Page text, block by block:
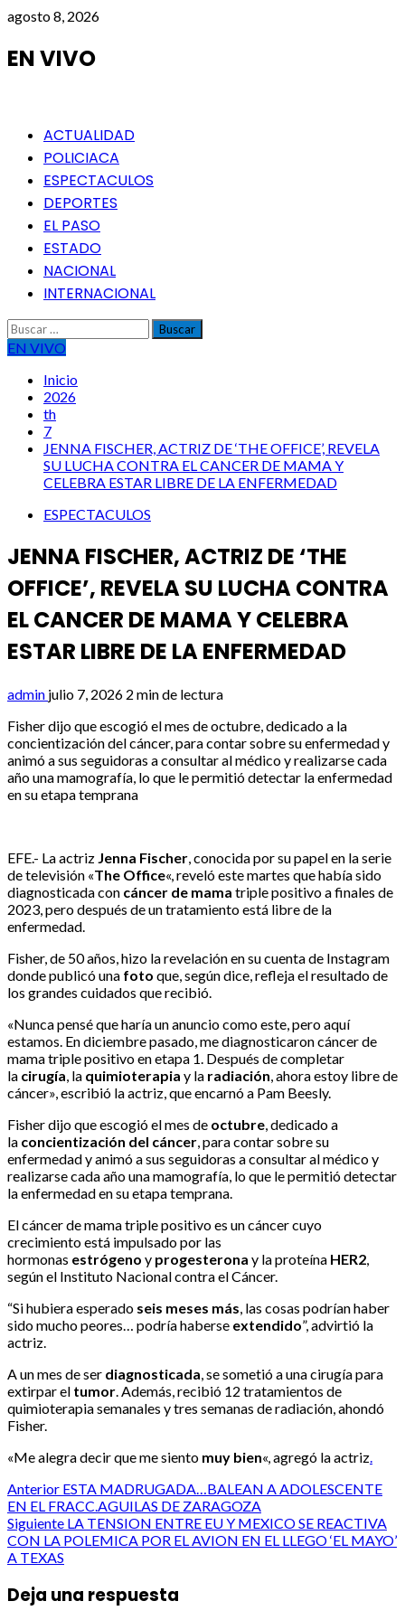
Saltar
contenido
agosto 8, 2026
EN VIVO
Menú
principal
ACTUALIDAD
POLICIACA
ESPECTACULOS
DEPORTES
EL PASO
ESTADO
NACIONAL
INTERNACIONAL
Buscar:
EN VIVO
Inicio
2026
th
7
JENNA FISCHER, ACTRIZ DE ‘THE OFFICE’, REVELA
SU LUCHA CONTRA EL CANCER DE MAMA Y
CELEBRA ESTAR LIBRE DE LA ENFERMEDAD
ESPECTACULOS
JENNA FISCHER, ACTRIZ DE ‘THE
OFFICE’, REVELA SU LUCHA CONTRA
EL CANCER DE MAMA Y CELEBRA
ESTAR LIBRE DE LA ENFERMEDAD
admin julio 7, 2026 2 min de lectura
Fisher dijo que escogió el mes de octubre, dedicado a la
concientización del cáncer, para contar sobre su enfermedad y
animó a sus seguidoras a consultar al médico y realizarse cada
año una mamografía, lo que le permitió detectar la enfermedad
en su etapa temprana
EFE.- La actriz Jenna Fischer , conocida por su papel en la serie
de televisión «The Office«, reveló este martes que había sido
diagnosticada con cáncer de mama triple positivo a finales de
2023, pero después de un tratamiento está libre de la
enfermedad.
Fisher, de 50 años, hizo la revelación en su cuenta de Instagram
donde publicó una foto que, según dice, refleja el resultado de
los grandes cuidados que recibió.
«Nunca pensé que haría un anuncio como este, pero aquí
estamos. En diciembre pasado, me diagnosticaron cáncer de
mama triple positivo en etapa 1. Después de completar
la cirugía , la quimioterapia y la radiación , ahora estoy libre de
cáncer», escribió la actriz, que encarnó a Pam Beesly.
Fisher dijo que escogió el mes de octubre , dedicado a
la concientización del cáncer , para contar sobre su
enfermedad y animó a sus seguidoras a consultar al médico y
realizarse cada año una mamografía, lo que le permitió detectar
la enfermedad en su etapa temprana.
El cáncer de mama triple positivo es un cáncer cuyo
crecimiento está impulsado por las
hormonas estrógeno y progesterona y la proteína HER2
según el Instituto Nacional contra el Cáncer.
“Si hubiera esperado seis meses más , las cosas podrían haber
sido mucho peores… podría haberse extendido”, advirtió la
actriz.
A un mes de ser diagnosticada , se sometió a una cirugía para
extirpar el tumor . Además, recibió 12 tratamientos de
quimioterapia semanales y tres semanas de radiación, ahondó
Fisher.
«Me alegra decir que me siento muy bien«, agregó la actriz
Post
navigation
Anterior ESTA MADRUGADA…BALEAN A ADOLESCENTE
EN EL FRACC.AGUILAS DE ZARAGOZA
Siguiente LA TENSION ENTRE EU Y MEXICO SE REACTIVA
CON LA POLEMICA POR EL AVION EN EL LLEGO ‘EL MAYO’
A TEXAS
Deja una respuesta